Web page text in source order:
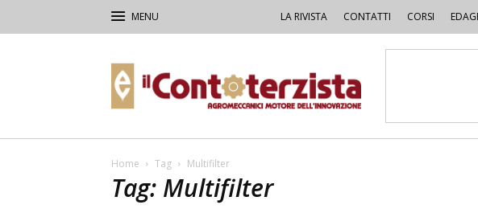
LA RIVISTA CONTATTI CORSI
Contoterzista
Home Tag Multifilter
Tag: Multifilter